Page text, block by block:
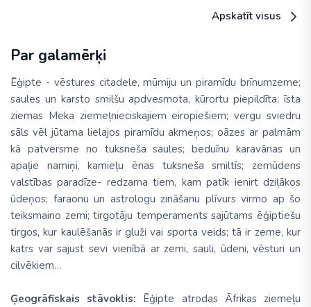
Apskatīt visus
Par galamērķi
Ēģipte - vēstures citadele, mūmiju un piramīdu brīnumzeme;
saules un karsto smilšu apdvesmota, kūrortu piepildīta; īsta
ziemas Meka ziemeļnieciskajiem eiropiešiem; vergu sviedru
sāls vēl jūtama lielajos piramīdu akmeņos; oāzes ar palmām
kā patversme no tuksneša saules; beduīnu karavānas un
apaļie namiņi, kamieļu ēnas tuksneša smiltīs; zemūdens
valstības paradīze- redzama tiem, kam patīk ienirt dziļākos
ūdeņos; faraonu un astrologu zināšanu plīvurs virmo ap šo
teiksmaino zemi; tirgotāju temperaments sajūtams ēģiptiešu
tirgos, kur kaulēšanās ir gluži vai sporta veids; tā ir zeme, kur
katrs var sajust sevi vienībā ar zemi, sauli, ūdeni, vēsturi un
cilvēkiem…
Ģeogrāfiskais stāvoklis: Ēģipte atrodas Āfrikas ziemeļu